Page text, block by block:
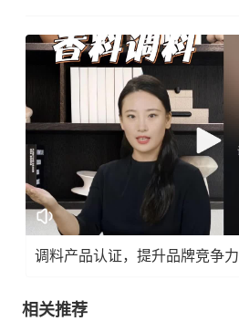
调料产品认证，提升品牌竞争力
相关推荐